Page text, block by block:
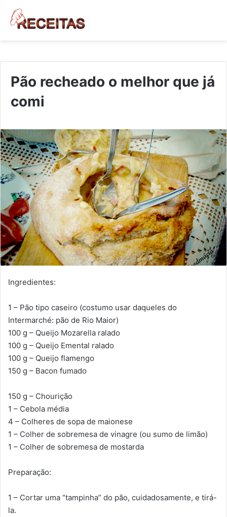
Pão recheado o melhor que já
comi
Ingredientes:
1 – Pão tipo caseiro (costumo usar daqueles do
Intermarché: pão de Rio Maior)
100 g – Queijo Mozarella ralado
100 g – Queijo Emental ralado
100 g – Queijo flamengo
150 g – Bacon fumado
150 g – Chourição
1 – Cebola média
4 – Colheres de sopa de maionese
1 – Colher de sobremesa de vinagre (ou sumo de limão)
1 – Colher de sobremesa de mostarda
Preparação:
1 – Cortar uma “tampinha” do pão, cuidadosamente, e tirá-
la.